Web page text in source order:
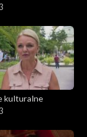
kulturalne